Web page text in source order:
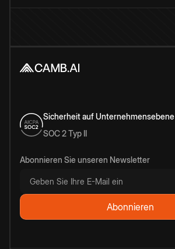
Sicherheit auf Unternehmensebene
SOC 2 Typ II
Abonnieren Sie unseren Newsletter